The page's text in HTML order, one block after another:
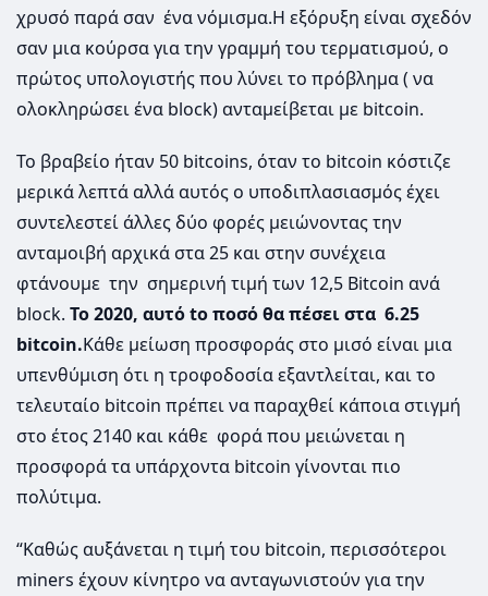
χρυσό παρά σαν ένα νόμισμα.Η εξόρυξη είναι σχεδόν
σαν μια κούρσα για την γραμμή του τερματισμού, ο
πρώτος υπολογιστής που λύνει το πρόβλημα ( να
ολοκληρώσει ένα block) ανταμείβεται με bitcoin.
Το βραβείο ήταν 50 bitcoins, όταν το bitcoin κόστιζε
μερικά λεπτά αλλά αυτός ο υποδιπλασιασμός έχει
συντελεστεί άλλες δύο φορές μειώνοντας την
ανταμοιβή αρχικά στα 25 και στην συνέχεια
φτάνουμε την σημερινή τιμή των 12,5 Bitcoin ανά
block. Το 2020, αυτό to ποσό θα πέσει στα 6.25
bitcoin.Κάθε μείωση προσφοράς στο μισό είναι μια
υπενθύμιση ότι η τροφοδοσία εξαντλείται, και το
τελευταίο bitcoin πρέπει να παραχθεί κάποια στιγμή
στο έτος 2140 και κάθε φορά που μειώνεται η
προσφορά τα υπάρχοντα bitcoin γίνονται πιο
πολύτιμα.
“Καθώς αυξάνεται η τιμή του bitcoin, περισσότεροι
miners έχουν κίνητρο να ανταγωνιστούν για την